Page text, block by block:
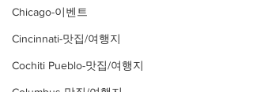
Chicago-이벤트
Cincinnati-맛집/여행지
Cochiti Pueblo-맛집/여행지